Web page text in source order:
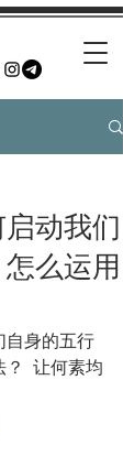
动我们
么运用
自身的五行
让何素均